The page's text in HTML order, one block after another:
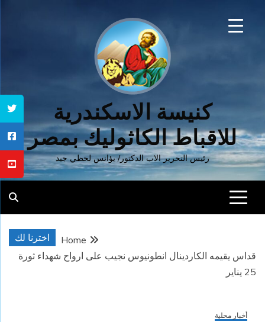
كنيسة الاسكندرية
للاقباط الكاثوليك بمصر
رئيس التحرير الاب الدكتور/ يؤانس لحظي جيد
اخترنا لك
Home
قداس يقيمه الكاردينال انطونيوس نجيب على ارواح شهداء ثورة
25 يناير
أخبار محلية